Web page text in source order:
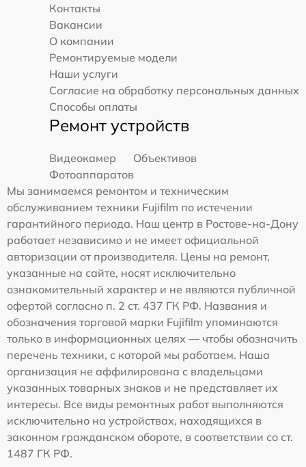
Контакты
Вакансии
О компании
Ремонтируемые модели
Наши услуги
Согласие на обработку персональных данных
Способы оплаты
Ремонт устройств
Видеокамер
Объективов
Фотоаппаратов
Мы занимаемся ремонтом и техническим
обслуживанием техники Fujifilm по истечении
гарантийного периода. Наш центр в Ростове-на-Дону
работает независимо и не имеет официальной
авторизации от производителя. Цены на ремонт,
указанные на сайте, носят исключительно
ознакомительный характер и не являются публичной
офертой согласно п. 2 ст. 437 ГК РФ. Названия и
обозначения торговой марки Fujifilm упоминаются
только в информационных целях — чтобы обозначить
перечень техники, с которой мы работаем. Наша
организация не аффилирована с владельцами
указанных товарных знаков и не представляет их
интересы. Все виды ремонтных работ выполняются
исключительно на устройствах, находящихся в
законном гражданском обороте, в соответствии со ст.
1487 ГК РФ.